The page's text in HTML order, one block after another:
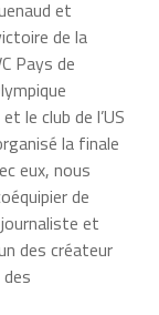
et
de la
Pays de
le club de l’US
la finale
eux, nous
de
et
des créateur